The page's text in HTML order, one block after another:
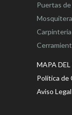
Puertas
MAPA
Política de
Aviso